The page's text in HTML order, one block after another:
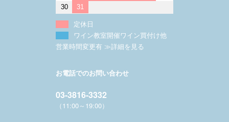
30
31
定休日
ワイン教室開催ワイン買付け他
営業時間変更有 ≫詳細を見る
お電話でのお問い合わせ
03-3816-3332
（11:00～19:00）